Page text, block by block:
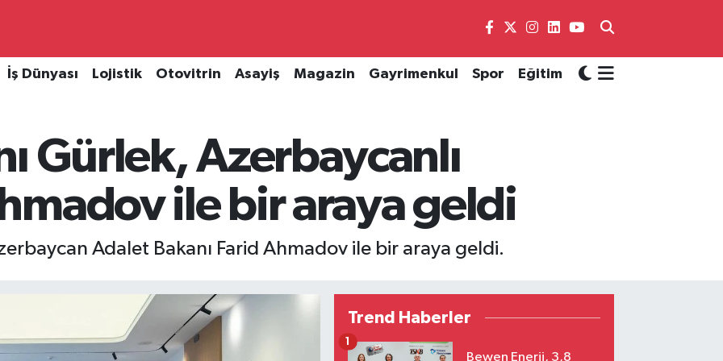
İş Dünyası Lojistik Otovitrin Asayiş Magazin Gayrimenkul Spor Eğitim
Gürlek, Azerbaycanlı
ile bir araya geldi
Adalet Bakanı Farid Ahmadov ile bir araya geldi.
Trend Haberler
Bewen Enerji, 3,8
1